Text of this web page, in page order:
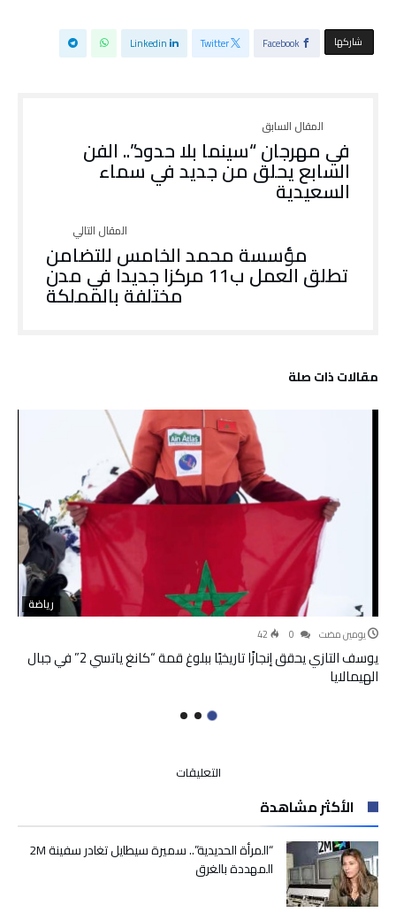
‫‫ شاركها‬ Facebook
Twitter
Linkedin
في مهرجان “سينما بلا حدود”.. الفن
السابع يحلق من جديد في سماء
السعيدية
مؤسسة محمد الخامس للتضامن
تطلق العمل ب11 مركزا جديدا في مدن
مختلفة بالمملكة
‫مقالات ذات صلة‬
رياضة
‫‫‫‏‫يومين مضت‬ 42
يوسف التازي يحقق إنجازًا تاريخيًا ببلوغ قمة “كانغ ياتسي 2” في جبال
الهيمالايا
التعليقات
خطا
جويا
جديدا
الأكثر مشاهدة
“المرأة الحديدية”.. سميرة سيطايل تغادر سفينة 2M
المهددة بالغرق